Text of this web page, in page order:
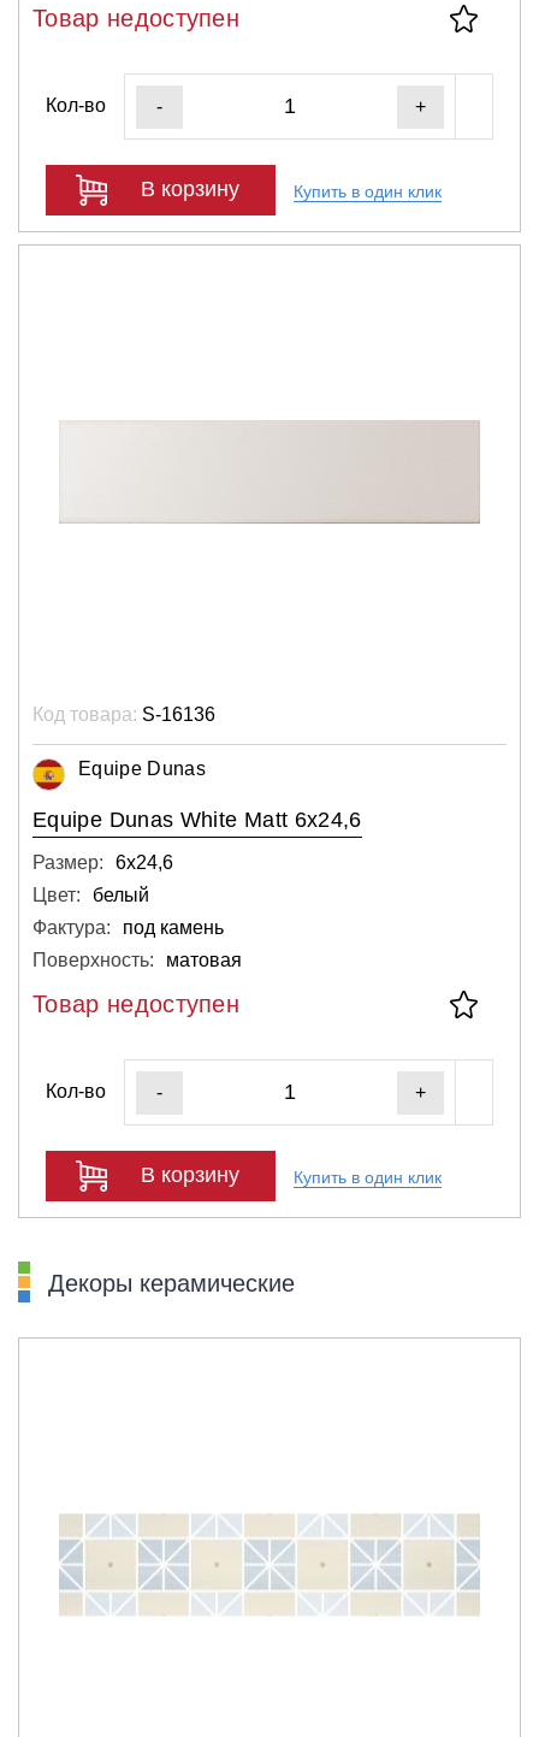
Товар недоступен
Кол-во - +
В корзину Купить в один клик
Код товара: S-16136
Equipe Dunas
Equipe Dunas White Matt 6x24,6
Размер:
6х24,6
Цвет:
белый
Фактура:
под камень
Поверхность:
матовая
Товар недоступен
Кол-во - +
В корзину Купить в один клик
Декоры керамические